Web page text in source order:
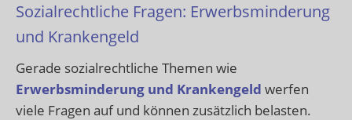
Sozialrechtliche Fragen: Erwerbsminderung
und Krankengeld
Gerade sozialrechtliche Themen wie
Erwerbsminderung und Krankengeld werfen
viele Fragen auf und können zusätzlich belasten.